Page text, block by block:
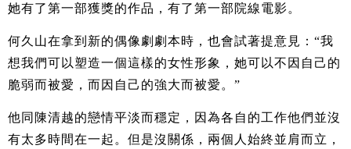
她有了第一部獲獎的作品，有了第一部院線電影。
何久山在拿到新的偶像劇劇本時，也會試著提意見：“我
想我們可以塑造一個這樣的女性形象，她可以不因自己的
脆弱而被愛，而因自己的強大而被愛。”
他同陳清越的戀情平淡而穩定，因為各自的工作他們並沒
有太多時間在一起。但是沒關係，兩個人始終並肩而立，